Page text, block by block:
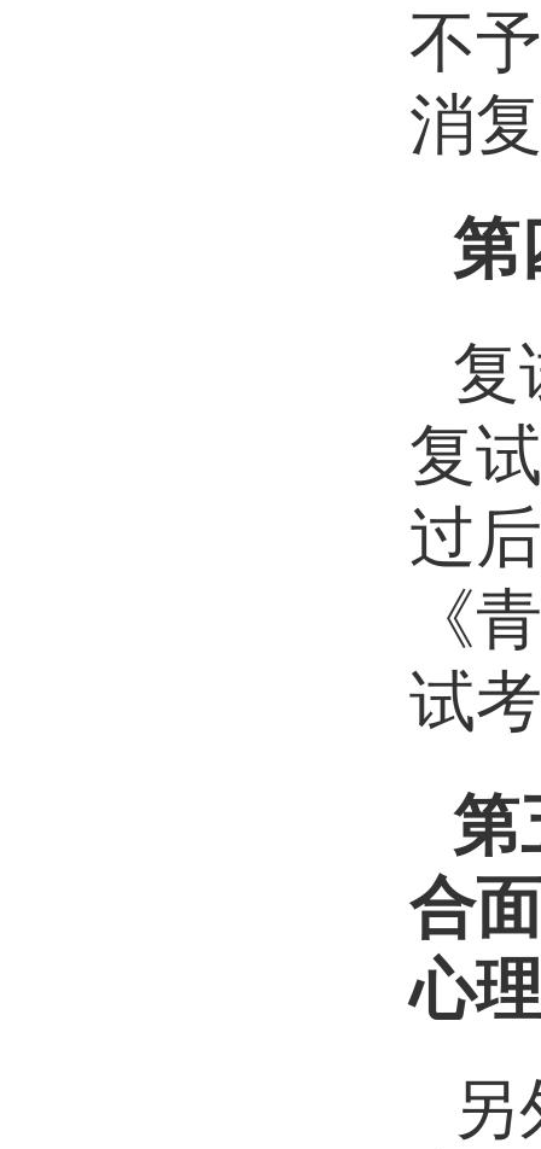
不
消
第
复
复
过
《
试
第
合
心